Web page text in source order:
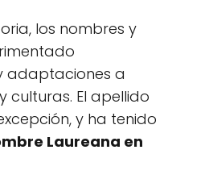
los nombres y
adaptaciones a
culturas. El apellido
y ha tenido
Laureana en